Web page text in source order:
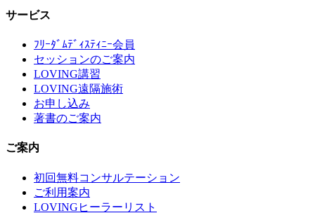
サービス
ﾌﾘｰﾀﾞﾑﾃﾞｨｽﾃｨﾆｰ会員
セッションのご案内
LOVING講習
LOVING遠隔施術
お申し込み
著書のご案内
ご案内
初回無料コンサルテーション
ご利用案内
LOVINGヒーラーリスト